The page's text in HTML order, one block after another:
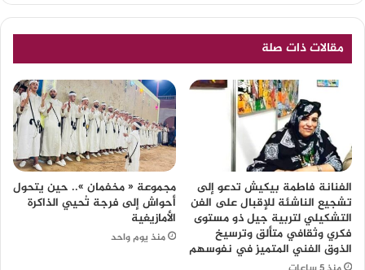
مقالات ذات صلة
الفنانة فاطمة بيكيش تدعو إلى
تشجيع الناشئة للإقبال على الفن
التشكيلي لتربية جيل ذو مستوى
فكري وثقافي متألق وترسيخ
الذوق الفني المتميز في نفوسهم
مجموعة « مخفمان ».. حين يتحول
أحواش إلى فرجة تُحيي الذاكرة
الأمازيغية
منذ يوم واحد